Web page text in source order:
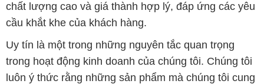
chất lượng cao và giá thành hợp lý, đáp ứng các yêu
cầu khắt khe của khách hàng.
Uy tín là một trong những nguyên tắc quan trọng
trong hoạt động kinh doanh của chúng tôi. Chúng tôi
luôn ý thức rằng những sản phẩm mà chúng tôi cung